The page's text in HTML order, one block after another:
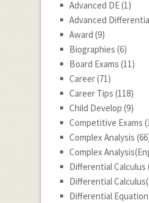
Advanced DE(1)
Advanced
Award (9)
Biographies (6)
Board Exams (11)
Career(71)
Career Tips (118)
Child Develop (9)
Competitive Exams
Complex Analysis
Complex
Differential Calculus
Differential
Differential Equation